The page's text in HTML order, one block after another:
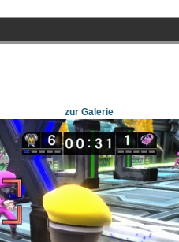
zur Galerie